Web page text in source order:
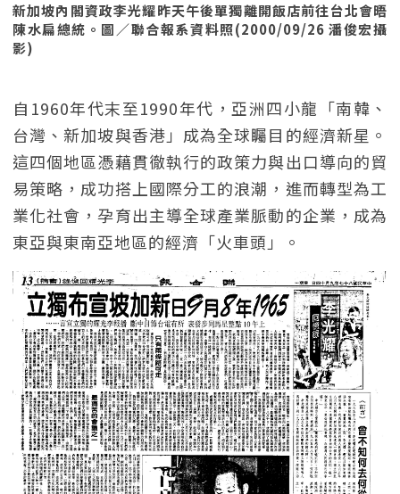
新加坡內閣資政李光耀昨天午後單獨離開飯店前往台北會晤
陳水扁總統。圖／聯合報系資料照(2000/09/26 潘俊宏攝
影)
自1960年代末至1990年代，亞洲四小龍「南韓、
台灣、新加坡與香港」成為全球矚目的經濟新星。
這四個地區憑藉貫徹執行的政策力與出口導向的貿
易策略，成功搭上國際分工的浪潮，進而轉型為工
業化社會，孕育出主導全球產業脈動的企業，成為
東亞與東南亞地區的經濟「火車頭」。